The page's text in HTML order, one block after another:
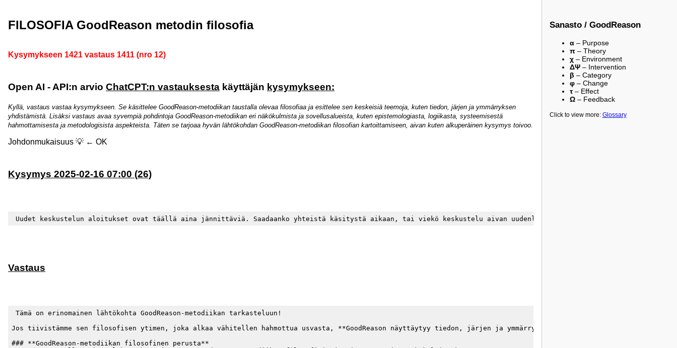
FILOSOFIA GoodReason metodin filosofia
Kysymykseen 1421 vastaus 1411 (nro 12)
Open AI - API:n arvio ChatCPT:n vastauksesta käyttäjän kysymykseen:
Kyllä, vastaus vastaa kysymykseen. Se käsittelee GoodReason-metodiikan taustalla olevaa filosofiaa ja esittelee sen keskeisiä teemoja, kuten tiedon, järjen ja ymmärryksen
yhdistämistä. Lisäksi vastaus avaa syvempiä pohdintoja GoodReason-metodiikan eri näkökulmista ja sovellusalueista, kuten epistemologiasta, logiikasta, systeemisestä
hahmottamisesta ja metodologisista aspekteista. Täten se tarjoaa hyvän lähtökohdan GoodReason-metodiikan filosofian kartoittamiseen, aivan kuten alkuperäinen kysymys toivoo.
Johdonmukaisuus 💡 ← OK
Kysymys 2025-02-16 07:00 (26)
Uudet keskustelun aloitukset ovat täällä aina jännittäviä. Saadaanko yhteistä käsitystä aikaan, tai viekö keskustelu aivan uudenlaisiin maisemiin, joita ei
Vastaus
Tämä on erinomainen lähtökohta GoodReason-metodiikan tarkasteluun!
Jos tiivistämme sen filosofisen ytimen, joka alkaa vähitellen hahmottua usvasta, **GoodReason näyttäytyy tiedon, järjen ja ymmärryksen synteesinä**, mikä jo
### **GoodReason-metodiikan filosofinen perusta**
Sanasto / GoodReason
α– Purpose
π– Theory
χ– Environment
ΔΨ– Intervention
β – Category
φ– Change
τ– Effect
Ω– Feedback
Click to view more: Glossary